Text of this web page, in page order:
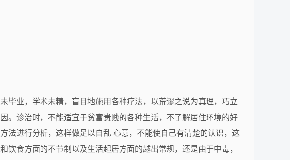
毕业，学术未精，盲目地施用各种疗法，以荒谬之说为真理，巧立
。诊治时，不能适宜于贫富贵贱的各种生活，不了解居住环境的好
法进行分析，这样做足以自乱 心意，不能使自己有清楚的认识，这
食方面的不节制以及生活起居方面的越出常规，还是由于中毒，